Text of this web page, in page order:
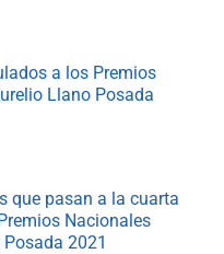
a los Premios
Llano Posada
que pasan a la cuarta
Nacionales
2021